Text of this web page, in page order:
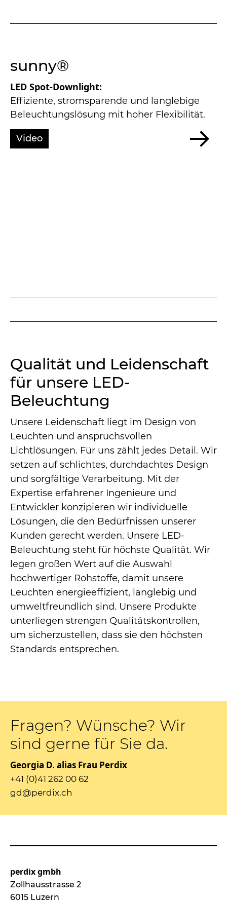
sunny®
LED Spot-Downlight:
Effiziente, stromsparende und langlebige
Beleuchtungslösung mit hoher Flexibilität.
Video
Qualität und Leidenschaft
für unsere LED-
Beleuchtung
Unsere Leidenschaft liegt im Design von
Leuchten und anspruchsvollen
Lichtlösungen. Für uns zählt jedes Detail. Wir
setzen auf schlichtes, durchdachtes Design
und sorgfältige Verarbeitung. Mit der
Expertise erfahrener Ingenieure und
Entwickler konzipieren wir individuelle
Lösungen, die den Bedürfnissen unserer
Kunden gerecht werden. Unsere LED-
Beleuchtung steht für höchste Qualität. Wir
legen großen Wert auf die Auswahl
hochwertiger Rohstoffe, damit unsere
Leuchten energieeffizient, langlebig und
umweltfreundlich sind. Unsere Produkte
unterliegen strengen Qualitätskontrollen,
um sicherzustellen, dass sie den höchsten
Standards entsprechen.
Fragen? Wünsche? Wir
sind gerne für Sie da.
Georgia D. alias Frau Perdix
+41 (0)41 262 00 62
gd@perdix.ch
perdix gmbh
Zollhausstrasse 2
6015 Luzern